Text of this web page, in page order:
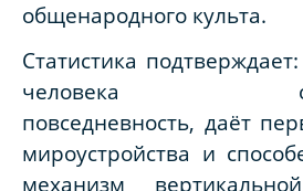
общенародного культа.
Статистика
человека
повседневность, даёт
мироустройства и
механизм